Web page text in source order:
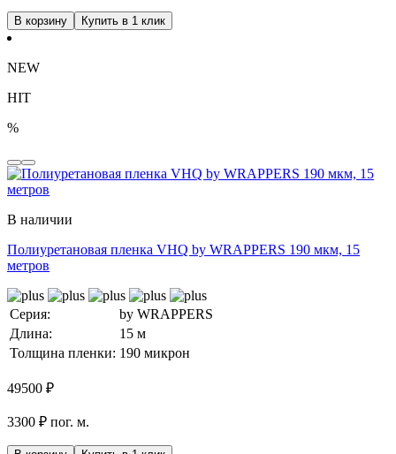
В корзину Купить в 1 клик
NEW
HIT
%
В наличии
Полиуретановая пленка VHQ by WRAPPERS 190 мкм, 15
метров
Серия:
by WRAPPERS
Длина:
15 м
Толщина пленки: 190 микрон
49500 ₽
3300 ₽ пог. м.